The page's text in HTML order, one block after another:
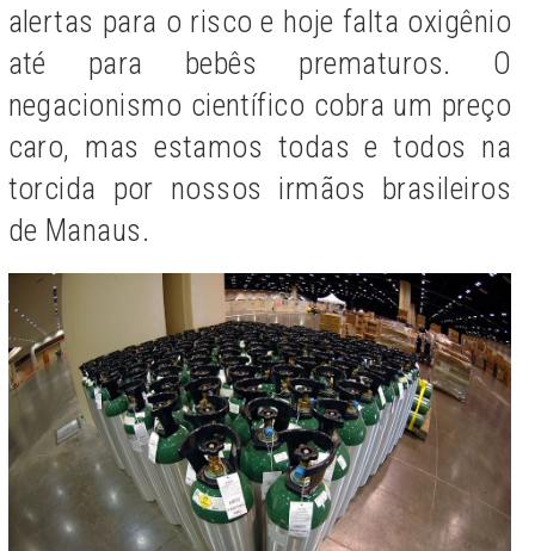
alertas para o risco e hoje falta oxigênio
até para bebês prematuros. O
negacionismo científico cobra um preço
caro, mas estamos todas e todos na
torcida por nossos irmãos brasileiros
de Manaus.